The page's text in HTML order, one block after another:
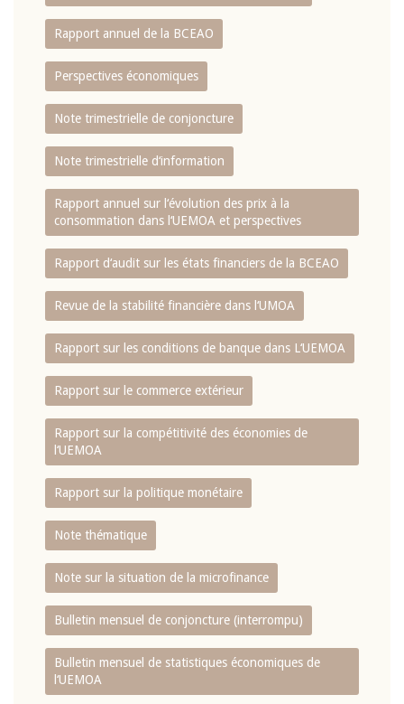
Rapport annuel de la BCEAO
Perspectives économiques
Note trimestrielle de conjoncture
Note trimestrielle d‘information
Rapport annuel sur l‘évolution des prix à la
consommation dans l‘UEMOA et perspectives
Rapport d‘audit sur les états financiers de la BCEAO
Revue de la stabilité financière dans l‘UMOA
Rapport sur les conditions de banque dans L‘UEMOA
Rapport sur le commerce extérieur
Rapport sur la compétitivité des économies de
l‘UEMOA
Rapport sur la politique monétaire
Note thématique
Note sur la situation de la microfinance
Bulletin mensuel de conjoncture (interrompu)
Bulletin mensuel de statistiques économiques de
l‘UEMOA